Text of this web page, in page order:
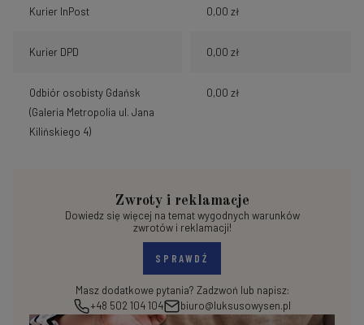
Kurier InPost 0,00 zł
Kurier DPD 0,00 zł
Odbiór osobisty Gdańsk
(Galeria Metropolia ul. Jana
Kilińskiego 4)
0,00 zł
Zwroty i reklamacje
Dowiedz się więcej na temat wygodnych warunków
zwrotów i reklamacji!
SPRAWDŹ
Masz dodatkowe pytania? Zadzwoń lub napisz:
+48 502 104 104
biuro@luksusowysen.pl